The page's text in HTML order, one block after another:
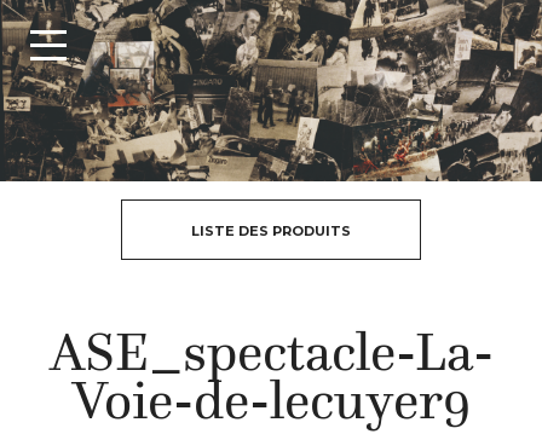
LISTE DES PRODUITS
ASE_spectacle-La-
Voie-de-lecuyer9